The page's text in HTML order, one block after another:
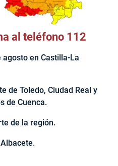
al teléfono 112
agosto en Castilla-La
de Toledo, Ciudad Real y
de Cuenca.
de la región.